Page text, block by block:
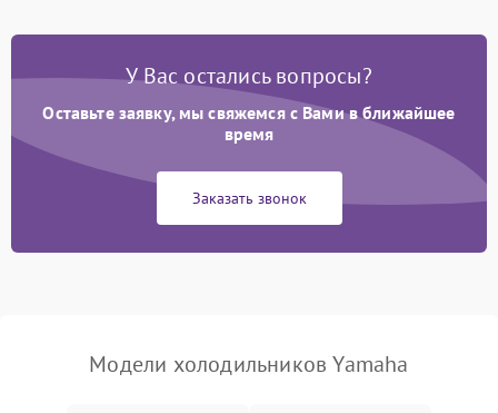
Образование конденсата
1800 ₽ Подробнее →
Сбой в работе инвертора
работе
2000 ₽ Подробнее →
У Вас остались вопросы?
Оставьте заявку, мы свяжемся с Вами в ближайшее
время
Заказать звонок
Модели холодильников Yamaha